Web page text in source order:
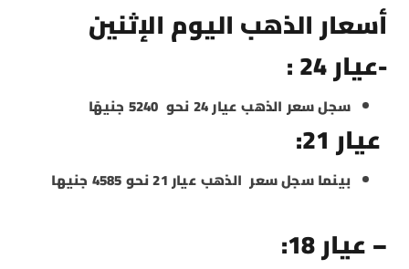
أسعار الذهب اليوم الإثنين
-عيار 24 :
سجل سعر الذهب عيار 24 نحو 5240 جنيهًا
عيار 21:
بينما سجل سعر الذهب عيار 21 نحو 4585 جنيها
– عيار 18: